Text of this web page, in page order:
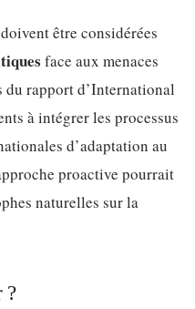
être considérées
face aux menaces
du rapport d’International
à intégrer les processus
d’adaptation au
proactive pourrait
naturelles sur la
?